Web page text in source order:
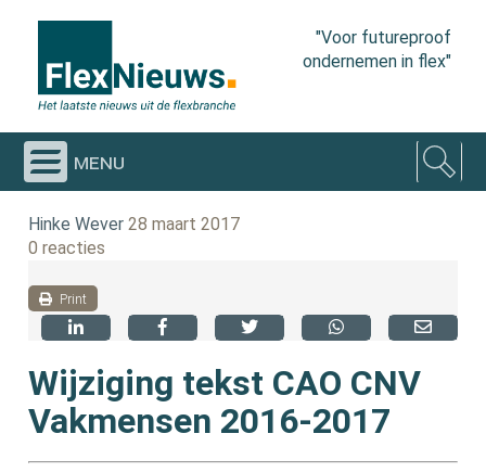
"Voor futureproof
ondernemen in flex"
menu
Hinke Wever 28 maart 2017
0 reacties
Print
Wijziging tekst CAO CNV
Vakmensen 2016-2017